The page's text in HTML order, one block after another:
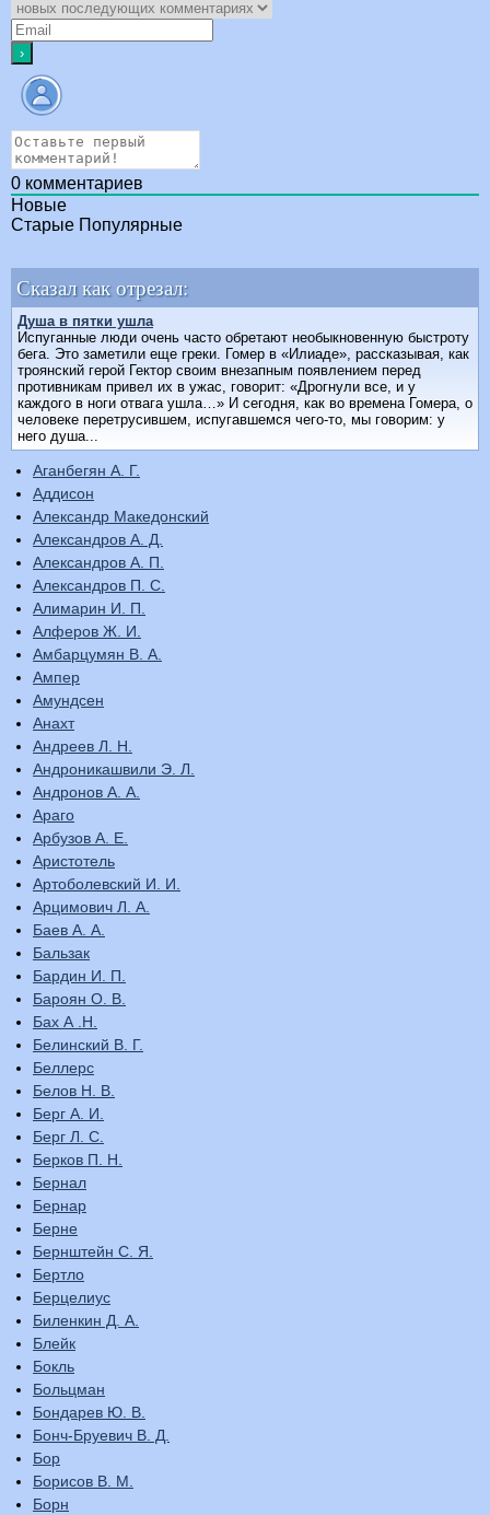
0 комментариев
Новые
Старые Популярные
Сказал как отрезал:
Душа в пятки ушла
Испуганные люди очень часто обретают необыкновенную быстроту
бега. Это заметили еще греки. Гомер в «Илиаде», рассказывая, как
троянский герой Гектор своим внезапным появлением перед
противникам привел их в ужас, говорит: «Дрогнули все, и у
каждого в ноги отвага ушла…» И сегодня, как во времена Гомера, о
человеке перетрусившем, испугавшемся чего-то, мы говорим: у
него душа...
Аганбегян А. Г.
Аддисон
Александр Македонский
Александров А. Д.
Александров А. П.
Александров П. С.
Алимарин И. П.
Алферов Ж. И.
Амбарцумян В. А.
Ампер
Амундсен
Анахт
Андреев Л. Н.
Андроникашвили Э. Л.
Андронов А. А.
Араго
Арбузов А. Е.
Аристотель
Артоболевский И. И.
Арцимович Л. А.
Баев А. А.
Бальзак
Бардин И. П.
Бароян О. В.
Бах А .Н.
Белинский В. Г.
Беллерс
Белов Н. В.
Берг А. И.
Берг Л. С.
Берков П. Н.
Бернал
Бернар
Берне
Бернштейн С. Я.
Бертло
Берцелиус
Биленкин Д. А.
Блейк
Бокль
Больцман
Бондарев Ю. В.
Бонч-Бруевич В. Д.
Бор
Борисов В. М.
Борн